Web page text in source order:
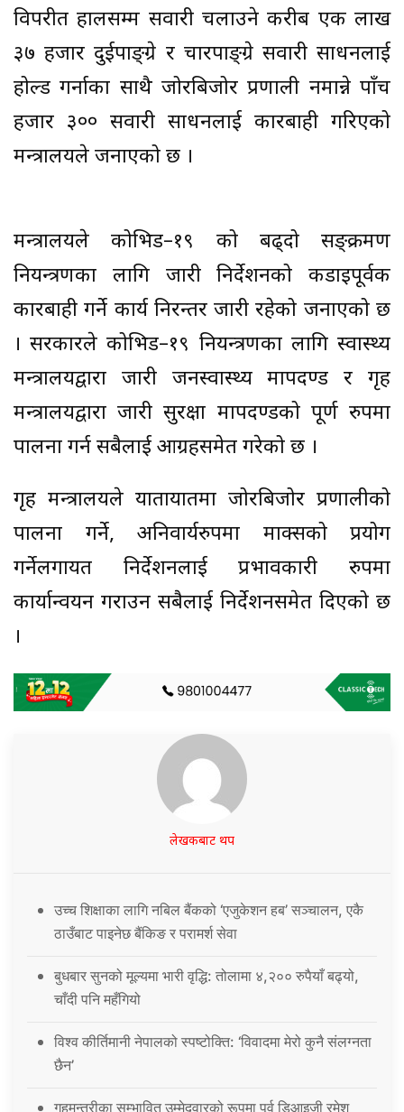
विपरीत हालसम्म सवारी चलाउने करीब एक लाख
३७ हजार दुईपाङ्ग्रे र चारपाङ्ग्रे सवारी साधनलाई
होल्ड गर्नाका साथै जोरबिजोर प्रणाली नमान्ने पाँच
हजार ३०० सवारी साधनलाई कारबाही गरिएको
मन्त्रालयले जनाएको छ ।
मन्त्रालयले कोभिड–१९ को बढ्दो सङ्क्रमण
नियन्त्रणका लागि जारी निर्देशनको कडाइपूर्वक
कारबाही गर्ने कार्य निरन्तर जारी रहेको जनाएको छ
। सरकारले कोभिड–१९ नियन्त्रणका लागि स्वास्थ्य
मन्त्रालयद्वारा जारी जनस्वास्थ्य मापदण्ड र गृह
मन्त्रालयद्वारा जारी सुरक्षा मापदण्डको पूर्ण रुपमा
पालना गर्न सबैलाई आग्रहसमेत गरेको छ ।
गृह मन्त्रालयले यातायातमा जोरबिजोर प्रणालीको
पालना गर्ने, अनिवार्यरुपमा माक्सको प्रयोग
गर्नेलगायत निर्देशनलाई प्रभावकारी रुपमा
कार्यान्वयन गराउन सबैलाई निर्देशनसमेत दिएको छ
।
लेखकबाट थप
उच्च शिक्षाका लागि नबिल बैंकको ‘एजुकेशन हब’ सञ्चालन, एकै
ठाउँबाट पाइनेछ बैंकिङ र परामर्श सेवा
बुधबार सुनको मूल्यमा भारी वृद्धि: तोलामा ४,२०० रुपैयाँ बढ्यो,
चाँदी पनि महँगियो
विश्व कीर्तिमानी नेपालको स्पष्टोक्ति: ‘विवादमा मेरो कुनै संलग्नता
छैन’
गृहमन्त्रीका सम्भावित उम्मेदवारको रूपमा पूर्व डिआइजी रमेश